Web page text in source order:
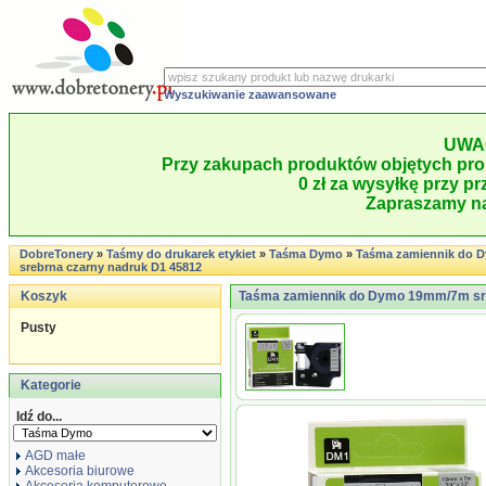
Wyszukiwanie zaawansowane
Przy zakupach produktów objętych
0 zł za wysyłkę przy
Zapraszamy
DobreTonery»Taśmy do drukarek etykiet»Taśma Dymo»Taśma zamiennik do
srebrna czarny nadruk D1 45812
Koszyk
Pusty
Kategorie
Idź do...
AGD małe
Akcesoria biurowe
Taśma zamiennik do Dymo 19mm/7m